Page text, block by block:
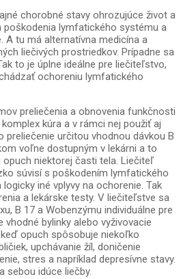
chorobné stavy ohrozujúce život a
poškodenia lymfatického systému a
A tu má alternatívna medicína a
liečivých prostriedkov. Prípadne sa
to je úplne ideálne pre liečiteľstvo,
ochoreniu lymfatického
preliečenia a obnovenia funkčnosti
kúra a v rámci nej použiť aj
preliečenie určitou vhodnou dávkou B
voľne dostupným v lekárni a to
opuch niektorej časti tela. Liečiteľ
súvisí s poškodením lymfatického
iné vplyvy na ochorenie. Tak
a lekárske testy. V liečiteľstve sa
B 17 a Wobenzýmu individuálne pre
bylinky alebo vyživovacie
opuch spôsobuje niekoľko
upchávanie žíl, doničenie
stres a napríklad depresívne stavy.
sebou idúce liečby.